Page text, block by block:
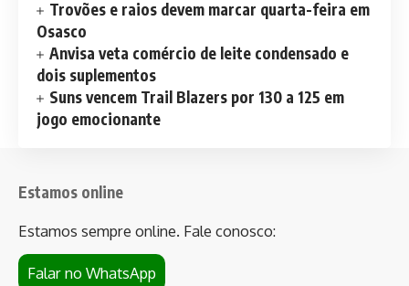
Trovões e raios devem marcar quarta-feira em
Osasco
Anvisa veta comércio de leite condensado e
dois suplementos
Suns vencem Trail Blazers por 130 a 125 em
jogo emocionante
Estamos online
Estamos sempre online. Fale conosco:
Falar no WhatsApp